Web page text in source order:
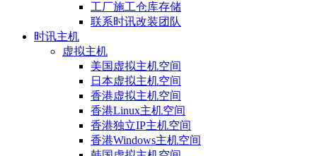
工厂施工仓库存储
联系时讯改装团队
时讯主机
虚拟主机
美国虚拟主机空间
日本虚拟主机空间
香港虚拟主机空间
香港Linux主机空间
香港独立IP主机空间
香港Windows主机空间